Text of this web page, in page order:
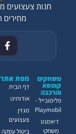
משחקים
קופסא
והרכבה
פלימובייל -
Playmobil
דיאמנט
משחקי
מפת אתר
דף הבית
אודותינו
מגזין
צעצועים
ביטול עסקה
חנות צעצועים
מחירים